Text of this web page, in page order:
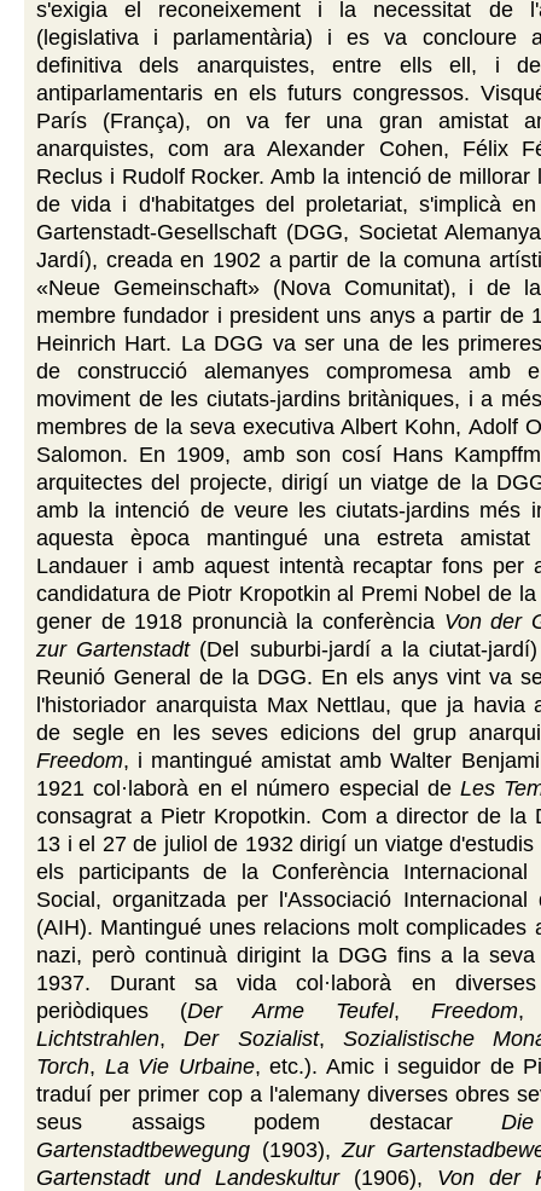
s'exigia el reconeixement i la necessitat de
(legislativa i parlamentària) i es va concloure
definitiva dels anarquistes, entre ells ell, i
antiparlamentaris en els futurs congressos.
París (França), on va fer una gran amistat
anarquistes, com ara Alexander Cohen, Félix
Reclus i Rudolf Rocker. Amb la intenció de millorar
de vida i d'habitatges del proletariat, s'implicà
Gartenstadt-Gesellschaft (DGG, Societat
Jardí), creada en 1902 a partir de la comuna
«Neue Gemeinschaft» (Nova Comunitat), i de
membre fundador i president uns anys a partir de
Heinrich Hart. La DGG va ser una de les
de construcció alemanyes compromesa amb
moviment de les ciutats-jardins britàniques, i a
membres de la seva executiva Albert Kohn, Adolf
Salomon. En 1909, amb son cosí Hans
arquitectes del projecte, dirigí un viatge de la
amb la intenció de veure les ciutats-jardins més
aquesta època mantingué una estreta
Landauer i amb aquest intentà recaptar fons per
candidatura de Piotr Kropotkin al Premi Nobel de
gener de 1918 pronuncià la conferència Von der
zur Gartenstadt(Del suburbi-jardí a la ciutat-
Reunió General de la DGG. En els anys vint va
l'historiador anarquista Max Nettlau, que ja havia
de segle en les seves edicions del grup
Freedom, i mantingué amistat amb Walter
1921 col·laborà en el número especial deLes
consagrat a Pietr Kropotkin. Com a director de la
13 i el 27 de juliol de 1932 dirigí un viatge
els participants de la Conferència Internacional
Social, organitzada per l'Associació Internacional
(AIH). Mantingué unes relacions molt complicades
nazi, però continuà dirigint la DGG fins a la
1937. Durant sa vida col·laborà en diverses
periòdiques (Der Arme Teufel, Freedom
Lichtstrahlen,Der Sozialist,Sozialistische
Torch, La Vie Urbaine, etc.). Amic i seguidor de
traduí per primer cop a l'alemany diverses obres
seus assaigs podem destacar
Gartenstadtbewegung (1903),Zur
Gartenstadt und Landeskultur(1906), Von der